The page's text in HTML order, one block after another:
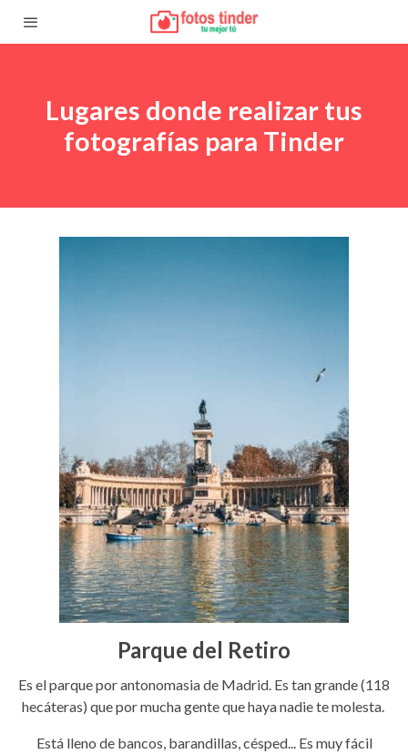
Lugares donde realizar tus
fotografías para Tinder
Parque del Retiro
Es el parque por antonomasia de Madrid. Es tan grande (118
hecáteras) que por mucha gente que haya nadie te molesta.
Está lleno de bancos, barandillas, césped... Es muy fácil